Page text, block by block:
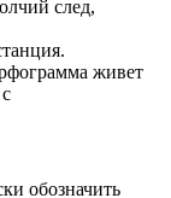
след,
живет
обозначить